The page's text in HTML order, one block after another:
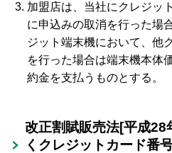
加盟店は、当社にクレジッ
に申込みの取消を行った場
ジット端末機において、他
を行った場合は端末機本体
約金を支払うものとする。
改正割賦販売法[平成
くクレジットカード番